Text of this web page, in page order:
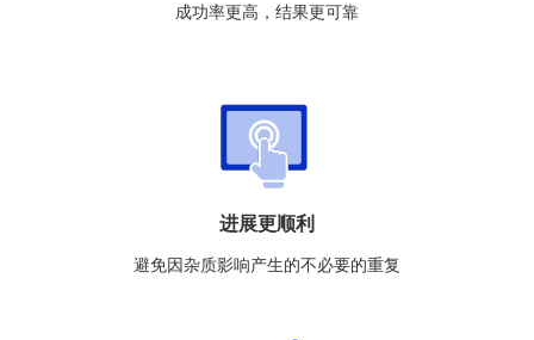
成功率更高，结果更可靠
进展更顺利
避免因杂质影响产生的不必要的重复